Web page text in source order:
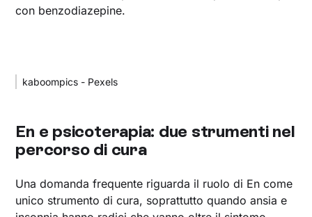
con benzodiazepine.
kaboompics - Pexels
En e psicoterapia: due strumenti nel
percorso di cura
Una domanda frequente riguarda il ruolo di En come
unico strumento di cura, soprattutto quando ansia e